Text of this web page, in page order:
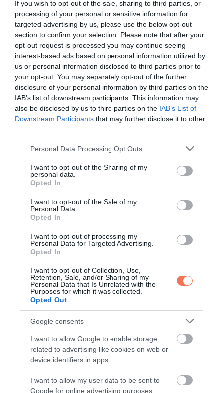
If you wish to opt-out of the sale, sharing to third parties, or
processing of your personal or sensitive information for
targeted advertising by us, please use the below opt-out
section to confirm your selection. Please note that after your
opt-out request is processed you may continue seeing
interest-based ads based on personal information utilized by
us or personal information disclosed to third parties prior to
your opt-out. You may separately opt-out of the further
disclosure of your personal information by third parties on the
IAB’s list of downstream participants. This information may
also be disclosed by us to third parties on the IAB’s List of
Downstream Participants that may further disclose it to other
Please note that this website/app uses one or more Google
not limited to your visit or usage behaviour. You may click to
grant or deny consent to Google and its third-party tags to
use your data for below specified purposes in below Google
consent section.
Personal Data Processing Opt Outs
I want to opt-out of the Sharing of my
personal data.
Opted In
I want to opt-out of the Sale of my
Personal Data.
Opted In
I want to opt-out of processing my
Personal Data for Targeted Advertising.
Opted In
I want to opt-out of Collection, Use,
Retention, Sale, and/or Sharing of my
Personal Data that Is Unrelated with the
Purposes for which it was collected.
Opted Out
Google consents
I want to allow Google to enable storage
related to advertising like cookies on web or
device identifiers in apps.
I want to allow my user data to be sent to
Google for online advertising purposes.
Szívta magába a tudást. Az esze éhes volt, csak eddig nem
hagyták növekedni.
Egy este a verandán Arthur finoman kérdezte:
– Matilda… boldogtalan vagy itt?
A lány lassan, őszintén válaszolt:
– Nem. Először érzem, hogy kapok levegőt.
Nem sokkal később Arthur súlyosan megbetegedett. Matilda
magához tért, és meglátta őt elszunnyadva az ágya mellett,
csak suttogta:
– Itt maradtál.
– A feleséged vagyok – felelte egyszerűen.
vágy, hanem bizalom.
Csendes, kitartó ragaszkodás.
Évek teltek el. A ház meleg volt, de gyereknevetés nélkül.
Egy nap Matilda megkérdezte: – Arthur… mi lenne, ha örökbe
fogadnánk?
Remény villant a férfi szemében. – Ha te szeretnéd, legyen